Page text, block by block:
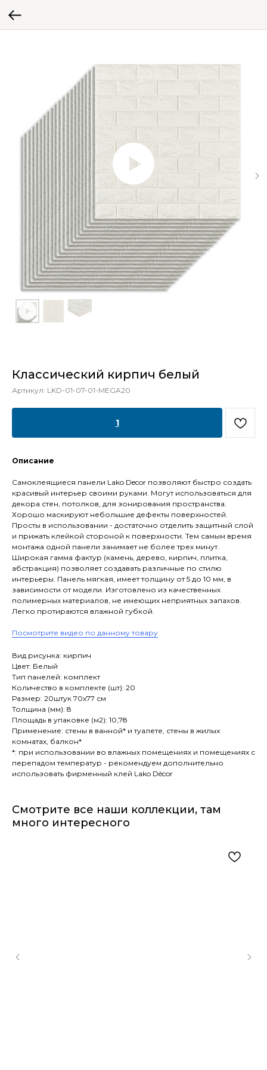
Классический кирпич белый
Артикул: LKD-01-07-01-MEGA20
1
Описание
Самоклеящиеся панели Lako Decor позволяют быстро создать
красивый интерьер своими руками. Могут использоваться для
декора стен, потолков, для зонирования пространства.
Хорошо маскируют небольшие дефекты поверхностей.
Просты в использовании - достаточно отделить защитный слой
и прижать клейкой стороной к поверхности. Тем самым время
монтажа одной панели занимает не более трех минут.
Широкая гамма фактур (камень, дерево, кирпич, плитка,
абстракция) позволяет создавать различные по стилю
интерьеры. Панель мягкая, имеет толщину от 5 до 10 мм, в
зависимости от модели. Изготовлено из качественных
полимерных материалов, не имеющих неприятных запахов.
Легко протираются влажной губкой.
Посмотрите видео по данному товару
Вид рисунка: кирпич
Цвет: Белый
Тип панелей: комплект
Количество в комплекте (шт): 20
Размер: 20штук 70x77 см
Толщина (мм): 8
Площадь в упаковке (м2): 10,78
Применение: стены в ванной* и туалете, стены в жилых
комнатах, балкон*
*: при использовании во влажных помещениях и помещениях с
перепадом температур - рекомендуем дополнительно
использовать фирменный клей Lako Décor
Смотрите все наши коллекции, там
много интересного